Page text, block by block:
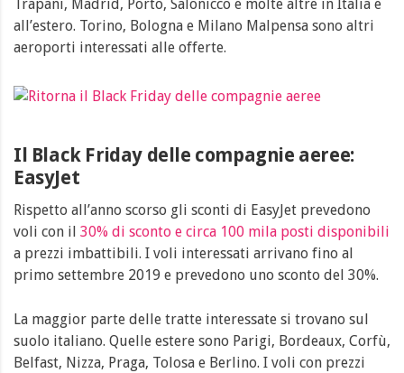
Trapani, Madrid, Porto, Salonicco e molte altre in Italia e
all’estero. Torino, Bologna e Milano Malpensa sono altri
aeroporti interessati alle offerte.
Il Black Friday delle compagnie aeree:
EasyJet
Rispetto all’anno scorso gli sconti di EasyJet prevedono
voli con il 30% di sconto e circa 100 mila posti disponibili
a prezzi imbattibili. I voli interessati arrivano fino al
primo settembre 2019 e prevedono uno sconto del 30%.
La maggior parte delle tratte interessate si trovano sul
suolo italiano. Quelle estere sono Parigi, Bordeaux, Corfù,
Belfast, Nizza, Praga, Tolosa e Berlino. I voli con prezzi